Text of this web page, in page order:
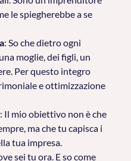
le spiegherebbe a se
: So che dietro ogni
moglie, dei figli, un
Per questo integro
e ottimizzazione
: Il mio obiettivo non è che
ma che tu capisca i
tua impresa.
sei tu ora. E so come